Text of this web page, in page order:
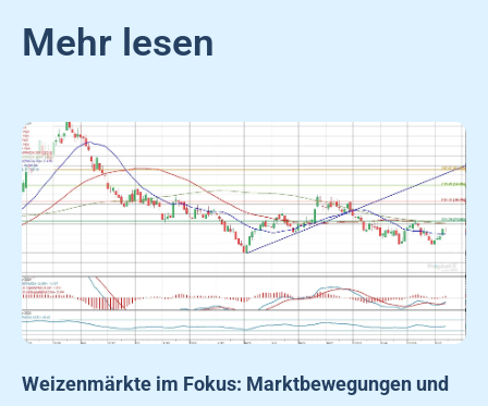
Mehr lesen
Weizenmärkte im Fokus: Marktbewegungen und